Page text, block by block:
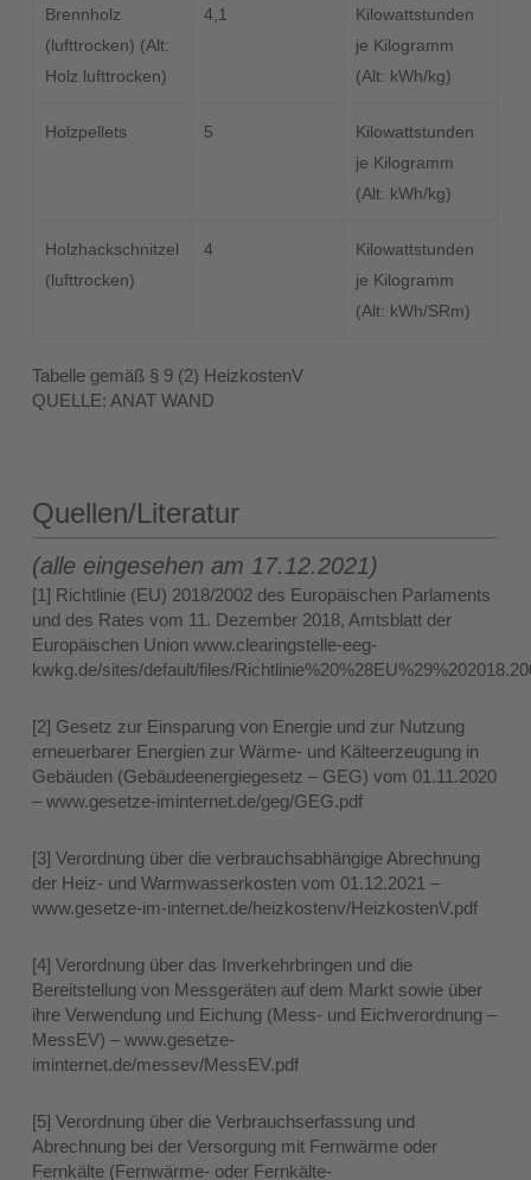
Brennholz
(lufttrocken) (Alt:
Holz lufttrocken)
4,1
Kilowattstunden
je Kilogramm
(Alt: kWh/kg)
Holzpellets 5
Kilowattstunden
je Kilogramm
(Alt: kWh/kg)
Holzhackschnitzel
(lufttrocken)
4
Kilowattstunden
je Kilogramm
(Alt: kWh/SRm)
Tabelle gemäß § 9 (2) HeizkostenV
QUELLE: ANAT WAND
Quellen/Literatur
(alle eingesehen am 17.12.2021)
[1] Richtlinie (EU) 2018/2002 des Europäischen Parlaments
und des Rates vom 11. Dezember 2018, Amtsblatt der
Europäischen Union www.clearingstelle-eeg-
kwkg.de/sites/default/files/
[2] Gesetz zur Einsparung von Energie und zur Nutzung
erneuerbarer Energien zur Wärme- und Kälteerzeugung in
Gebäuden (Gebäudeenergiegesetz – GEG) vom 01.11.2020
– www.gesetze-iminternet.de/geg/GEG.pdf
[3] Verordnung über die verbrauchsabhängige Abrechnung
der Heiz- und Warmwasserkosten vom 01.12.2021 –
www.gesetze-im-internet.de/heizkostenv/HeizkostenV.pdf
[4] Verordnung über das Inverkehrbringen und die
Bereitstellung von Messgeräten auf dem Markt sowie über
ihre Verwendung und Eichung (Mess- und Eichverordnung –
MessEV) – www.gesetze-
iminternet.de/messev/MessEV.pdf
[5] Verordnung über die Verbrauchserfassung und
Abrechnung bei der Versorgung mit Fernwärme oder
Fernkälte (Fernwärme- oder Fernkälte-